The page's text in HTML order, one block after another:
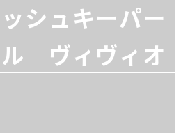
シュキーパー
ヴィヴィオ